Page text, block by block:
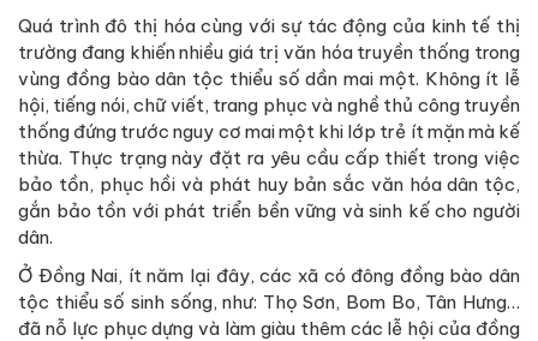
Quá trình đô thị hóa cùng với sự tác động của kinh tế thị
trường đang khiến nhiều giá trị văn hóa truyền thống trong
vùng đồng bào dân tộc thiểu số dần mai một. Không ít lễ
hội, tiếng nói, chữ viết, trang phục và nghề thủ công truyền
thống đứng trước nguy cơ mai một khi lớp trẻ ít mặn mà kế
thừa. Thực trạng này đặt ra yêu cầu cấp thiết trong việc
bảo tồn, phục hồi và phát huy bản sắc văn hóa dân tộc,
gắn bảo tồn với phát triển bền vững và sinh kế cho người
dân.
Ở Đồng Nai, ít năm lại đây, các xã có đông đồng bào dân
tộc thiểu số sinh sống, như: Thọ Sơn, Bom Bo, Tân Hưng…
đã nỗ lực phục dựng và làm giàu thêm các lễ hội của đồng